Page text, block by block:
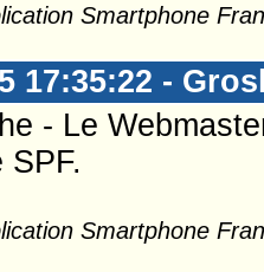
Smartphone
17:35:22 -
- Le
SPF.
Smartphone